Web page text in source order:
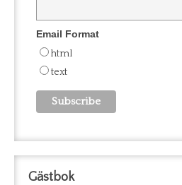
Email Format
html
text
Gästbok